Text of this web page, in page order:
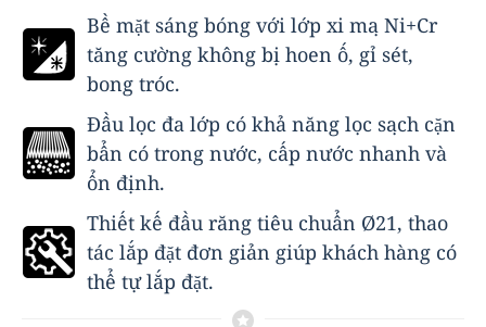
Bề mặt sáng bóng với lớp xi mạ Ni+Cr
tăng cường không bị hoen ố, gỉ sét,
bong tróc.
Đầu lọc đa lớp có khả năng lọc sạch cặn
bẩn có trong nước, cấp nước nhanh và
ổn định.
Thiết kế đầu răng tiêu chuẩn Ø21, thao
tác lắp đặt đơn giản giúp khách hàng có
thể tự lắp đặt.